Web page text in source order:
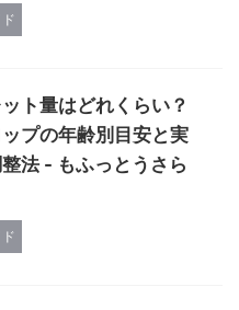
ト量はどれくらい？
プの年齢別目安と実
法 - もふっとうさら